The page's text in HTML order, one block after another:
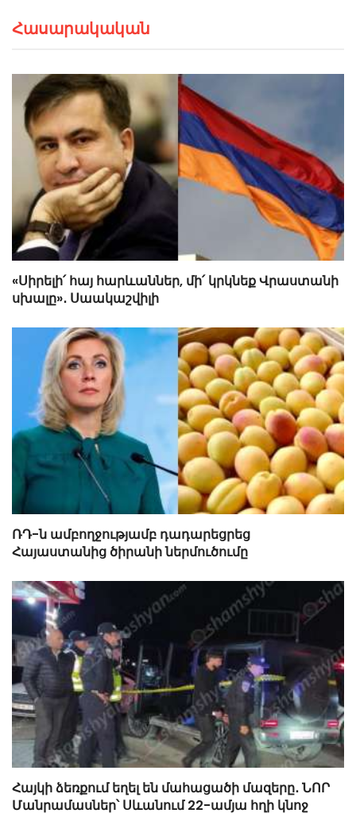
Հասարակական
«Սիրելի՛ հայ հարևաններ, մի՛ կրկնեք Վրաստանի
սխալը»․ Սաակաշվիլի
ՌԴ-ն ամբողջությամբ դադարեցրեց
Հայաստանից ծիրանի ներմուծումը
Հայկի ձեռքում եղել են մահացածի մազերը․ ՆՈՐ
Մանրամասներ՝ Սևանում 22-ամյա հղի կնոջ